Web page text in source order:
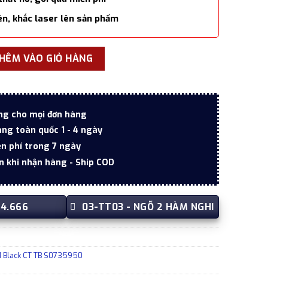
khắc laser lên sản phẩm
X Muted Black CT TB S0735950 cao cấp số lượng
VÀO GIỎ HÀNG
cho mọi đơn hàng
toàn quốc 1 - 4 ngày
phí trong 7 ngày
nhận hàng - Ship COD
03-TT03 - NGÕ 2 HÀM NGHI
Black CT TB S0735950